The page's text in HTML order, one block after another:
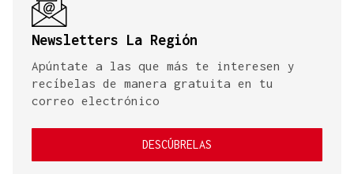
Newsletters La Región
Apúntate a las que más te interesen y
recíbelas de manera gratuita en tu
correo electrónico
DESCÚBRELAS